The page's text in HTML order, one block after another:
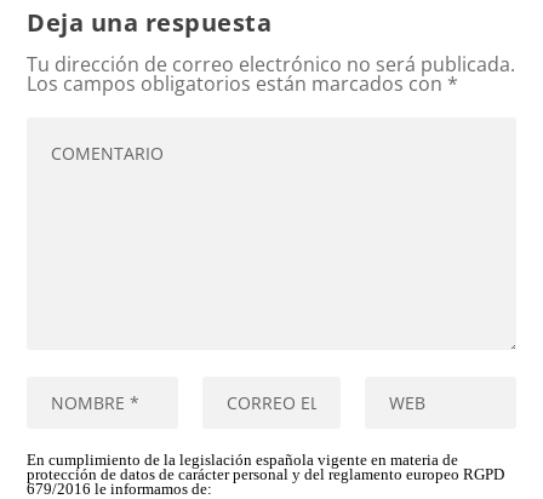
Deja una respuesta
Tu dirección de correo electrónico no será publicada.
Los campos obligatorios están marcados con *
En cumplimiento de la legislación española vigente en materia de
protección de datos de carácter personal y del reglamento europeo RGPD
679/2016 le informamos de: